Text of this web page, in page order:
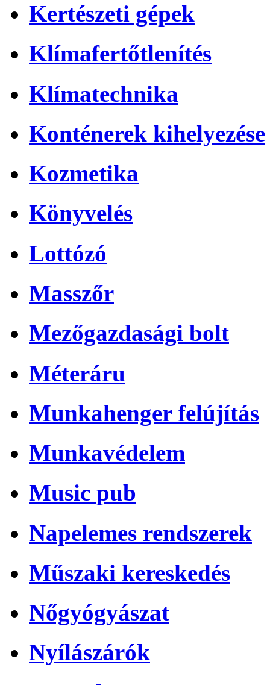
Kertészeti gépek
Klímafertőtlenítés
Klímatechnika
Konténerek kihelyezése
Kozmetika
Könyvelés
Lottózó
Masszőr
Mezőgazdasági bolt
Méteráru
Munkahenger felújítás
Munkavédelem
Music pub
Napelemes rendszerek
Műszaki kereskedés
Nőgyógyászat
Nyílászárók